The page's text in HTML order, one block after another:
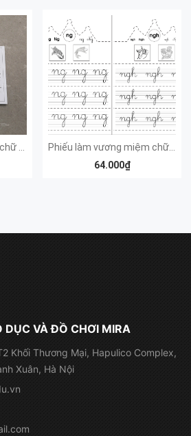
Full bộ 29 chữ Phiếu tô chữ cái viết thường
Phiếu làm vương miệm chữ cái (tất cả các chữ, mỗi chữ 1 tập 100 trang)
64.000₫
DỤC VÀ ĐỒ CHƠI MIRA
Khối Thương Mại, Hapulico Complex,
Xuân, Hà Nội